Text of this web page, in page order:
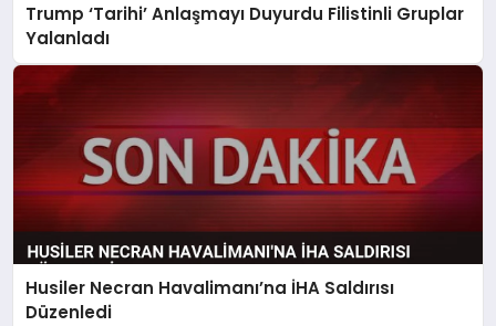
Trump ‘Tarihi’ Anlaşmayı Duyurdu Filistinli Gruplar
Yalanladı
Husiler Necran Havalimanı’na İHA Saldırısı
Düzenledi